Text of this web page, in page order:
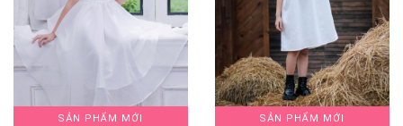
SẢN PHẨM MỚI SẢN PHẨM MỚI